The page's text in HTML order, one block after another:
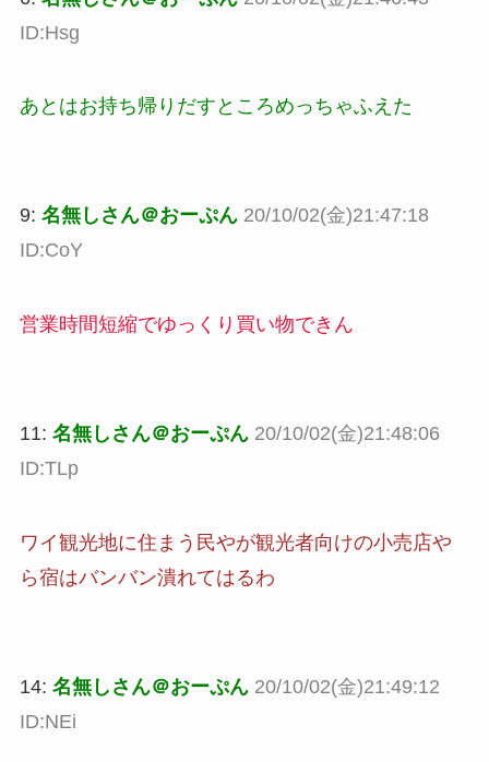
ID:Hsg
あとはお持ち帰りだすところめっちゃふえた
9: 名無しさん＠おーぷん 20/10/02(金)21:47:18
ID:CoY
営業時間短縮でゆっくり買い物できん
11: 名無しさん＠おーぷん 20/10/02(金)21:48:06
ID:TLp
ワイ観光地に住まう民やが観光者向けの小売店や
ら宿はバンバン潰れてはるわ
14: 名無しさん＠おーぷん 20/10/02(金)21:49:12
ID:NEi